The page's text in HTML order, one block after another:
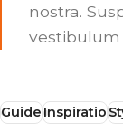
nostra.
vestibulum
GuideInspiratio